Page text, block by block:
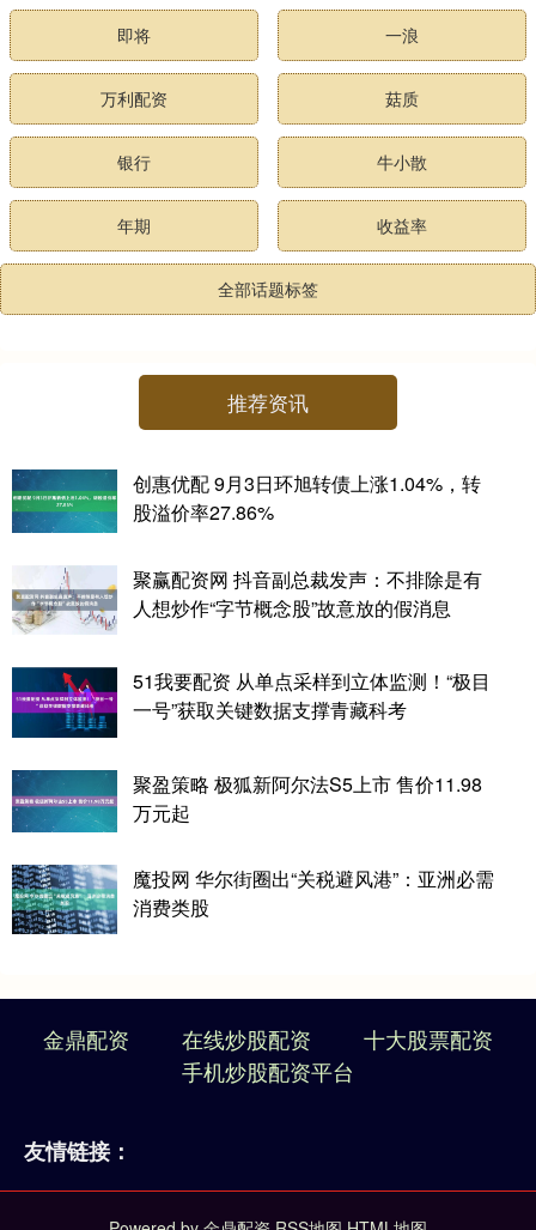
即将 一浪
万利配资 菇质
银行 牛小散
年期 收益率
全部话题标签
推荐资讯
创惠优配 9月3日环旭转债上涨1.04%，转
股溢价率27.86%
聚赢配资网 抖音副总裁发声：不排除是有
人想炒作“字节概念股”故意放的假消息
51我要配资 从单点采样到立体监测！“极目
一号”获取关键数据支撑青藏科考
聚盈策略 极狐新阿尔法S5上市 售价11.98
万元起
魔投网 华尔街圈出“关税避风港”：亚洲必需
消费类股
金鼎配资 在线炒股配资
十大股票配资
手机炒股配资平台
友情链接：